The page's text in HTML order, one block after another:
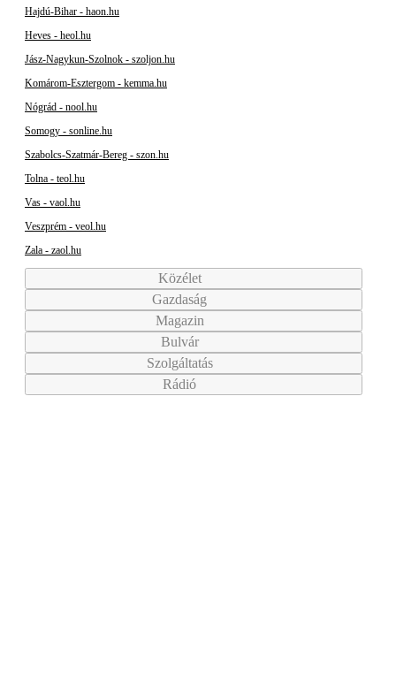
Hajdú-Bihar - haon.hu
Heves - heol.hu
Jász-Nagykun-Szolnok - szoljon.hu
Komárom-Esztergom - kemma.hu
Nógrád - nool.hu
Somogy - sonline.hu
Szabolcs-Szatmár-Bereg - szon.hu
Tolna - teol.hu
Vas - vaol.hu
Veszprém - veol.hu
Zala - zaol.hu
Közélet
Gazdaság
Magazin
Bulvár
Szolgáltatás
Rádió